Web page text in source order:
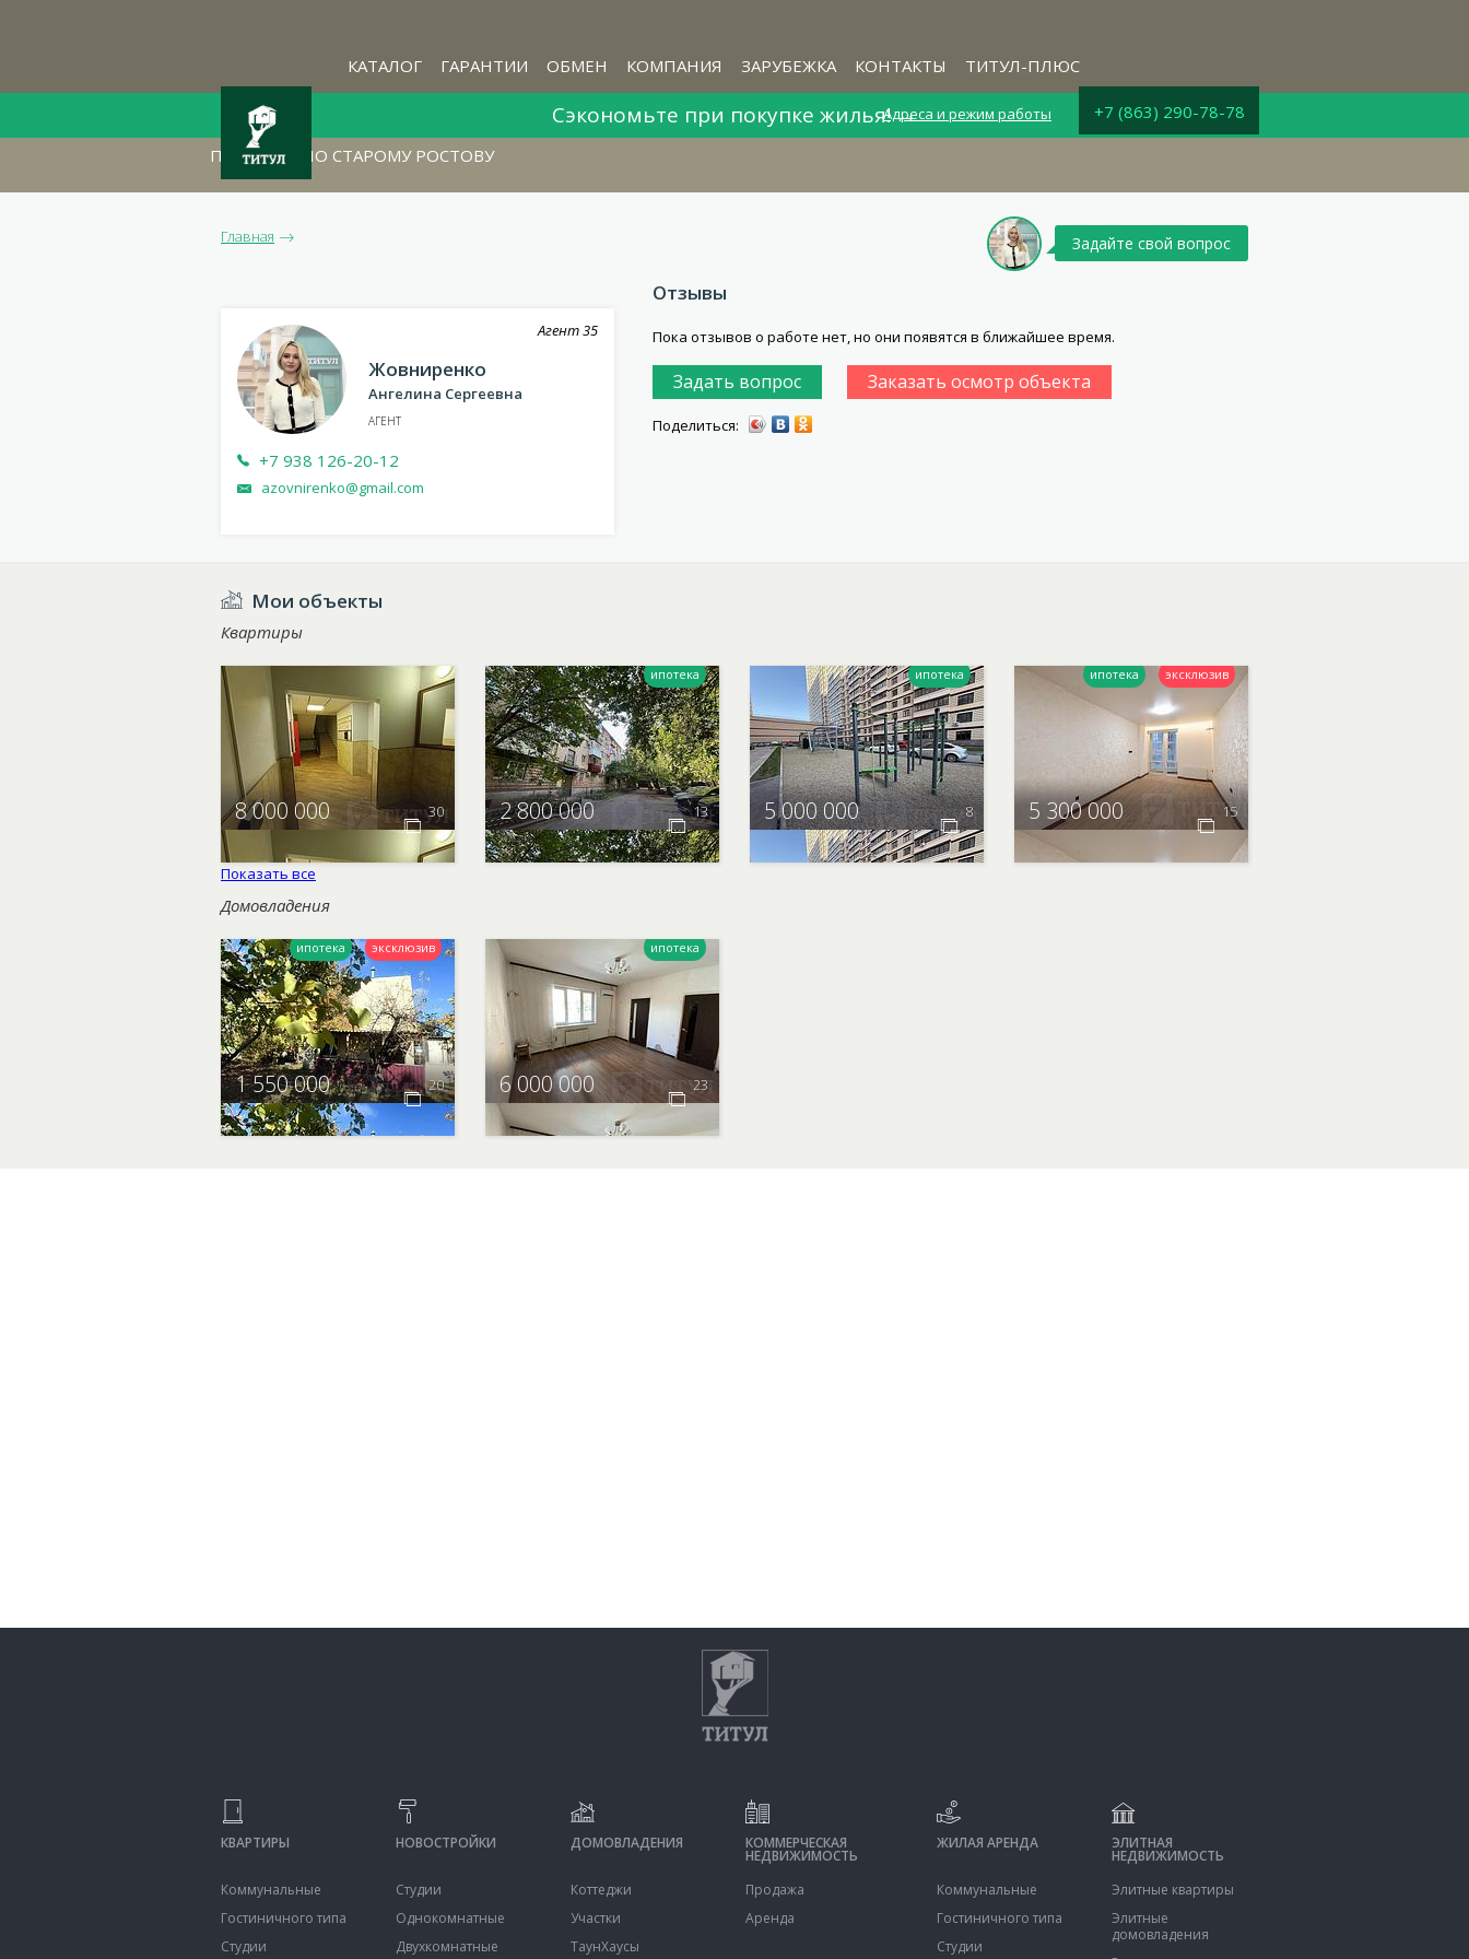
КАТАЛОГ ГАРАНТИИ ОБМЕН КОМПАНИЯ ЗАРУБЕЖКА КОНТАКТЫ ТИТУЛ-ПЛЮС
ПРОГУЛКА ПО СТАРОМУ РОСТОВУ
+7 (863) 290-78-78
Адреса и режим работы
Сэкономьте при покупке жилья! →
Главная Задайте свой вопрос
Агент35
Жовниренко
Ангелина Сергеевна
АГЕНТ
+7 938 126-20-12
azovnirenko@gmail.com
Отзывы
Пока отзывов о работе нет, но они появятся в ближайшее время.
Задать вопрос Заказать осмотр объекта
Мои объекты
Квартиры
8 000 000 30 2 800 000 13 5 000 000 8 5 300 000 15
Показать все
Домовладения
1 550 000 20 6 000 000 23
КВАРТИРЫ
Коммунальные
Гостиничного типа
Студии
НОВОСТРОЙКИ
Студии
Однокомнатные
Двухкомнатные
ДОМОВЛАДЕНИЯ
Коттеджи
Участки
ТаунХаусы
КОММЕРЧЕСКАЯ
НЕДВИЖИМОСТЬ
Продажа
Аренда
ЖИЛАЯ АРЕНДА
Коммунальные
Гостиничного типа
Студии
ЭЛИТНАЯ
НЕДВИЖИМОСТЬ
Элитные квартиры
Элитные
домовладения